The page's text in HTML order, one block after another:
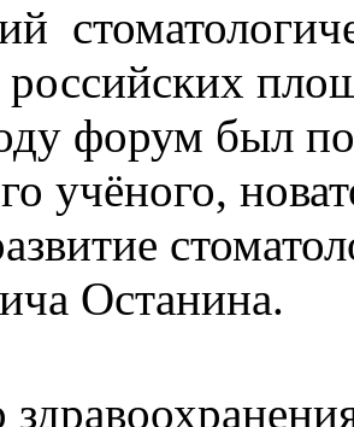
форум был
учёного,
Останина.